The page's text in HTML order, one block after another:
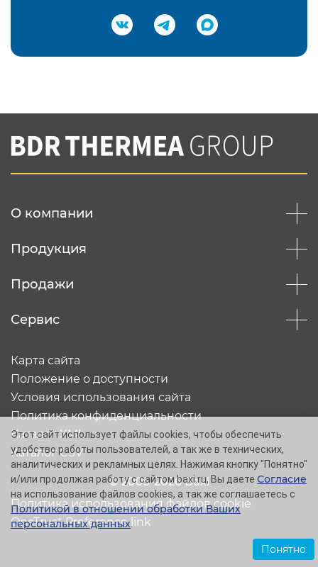
Подтвердить e-mail
Вы соглашаетесь с нашей политикой
конфеденциальности
О компании
Продукция
Продажи
Сервис
© 2005-2026 Baxi
Карта сайта
Положение о доступности
Условия использования сайта
Политика конфиденциальности
Каталог XML
Каталог CSV
Политика использования файлов cookie
OneTrust Preference link
Этот сайт использует файлы cookies, чтобы обеспечить
удобство работы пользователей, а так же в технических,
аналитических и рекламных целях. Нажимая кнопку "Понятно"
и/или продолжая работу с сайтом baxi.ru, Вы даете Согласие
на использование файлов cookies, а так же соглашаетесь с
Политикой в отношении обработки Ваших
персональных данных.
Понятно